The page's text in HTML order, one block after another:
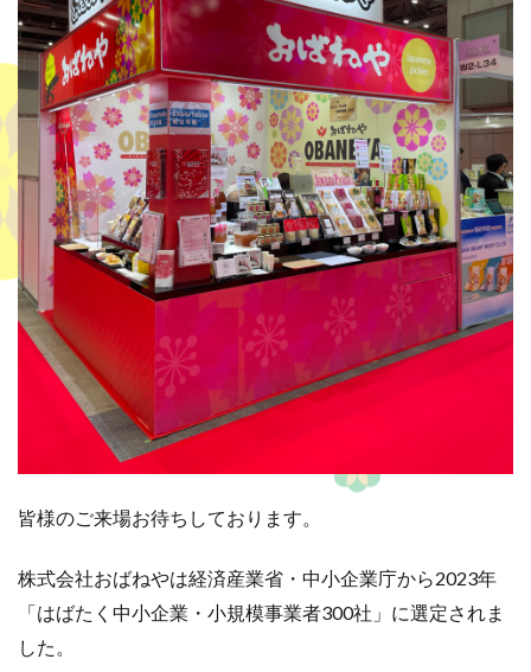
皆様のご来場お待ちしております。
株式会社おばねやは経済産業省・中小企業庁から2023年
「はばたく中小企業・小規模事業者300社」に選定されま
した。